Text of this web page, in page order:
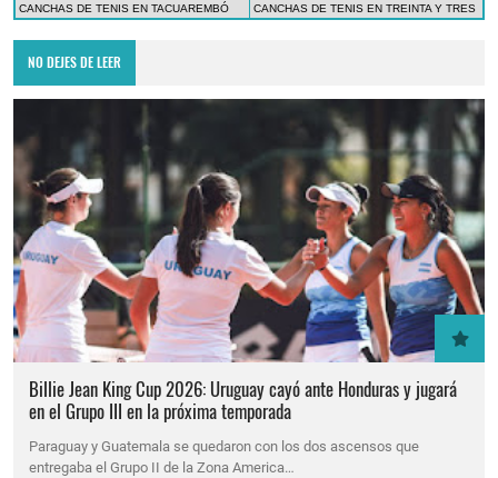
CANCHAS DE TENIS EN TACUAREMBÓ
CANCHAS DE TENIS EN TREINTA Y TRES
NO DEJES DE LEER
Billie Jean King Cup 2026: Uruguay cayó ante Honduras y jugará
en el Grupo III en la próxima temporada
Paraguay y Guatemala se quedaron con los dos ascensos que
entregaba el Grupo II de la Zona America…